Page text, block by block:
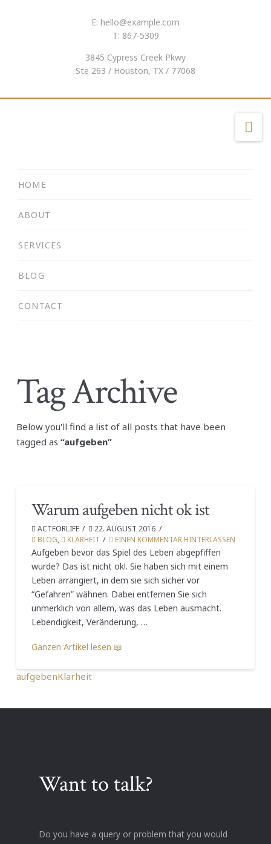
E: hello@example.com
T: 867-5309
3845 Cypress Creek Pkwy
Ste 263 / Houston, TX / 77068
HOME
ABOUT
SERVICES
BLOG
CONTACT
Tag Archive
Below you'll find a list of all posts that have been
tagged as “aufgeben”
Warum aufgeben nicht ok ist
ACTFORLIFE
22. AUGUST 2016
BLOG, KLARHEIT EINEN KOMMENTAR HINTERLASSEN
Aufgeben bevor das Spiel des Leben abgepfiffen
wurde? Das ist nicht ok!. Sie haben sich mit einem
Leben arrangiert, in dem sie sich sicher vor
“Gefahren” wähnen. Dabei entfernen Sie sich
unmerklich von allem, was das Leben ausmacht.
Lebendigkeit, Veränderung, …
Ganzen Artikel lesen 📖
aufgebenKlarheit
Want to talk?
Do you have a query or problem that you would